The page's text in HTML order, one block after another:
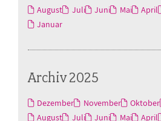
August Juli Juni Mai April
Januar
Archiv 2025
Dezember November Oktober
August
Juli Juni Mai April